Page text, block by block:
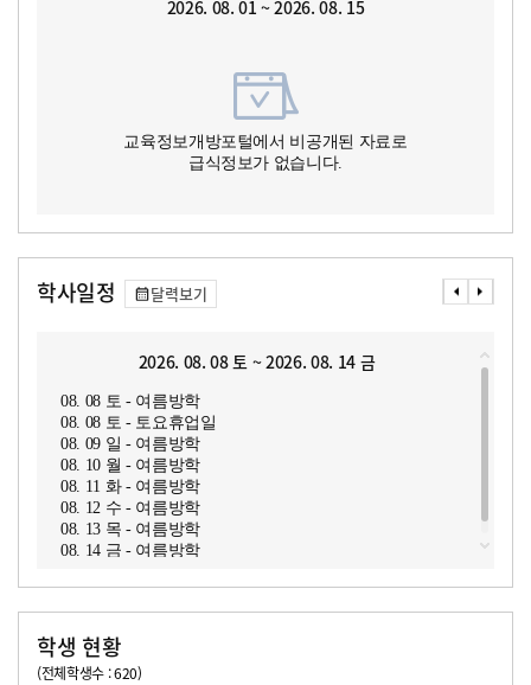
2026. 08. 01 ~ 2026. 08. 15
교육정보개방포털에서 비공개된 자료로
급식정보가 없습니다.
학사일정 달력보기
2026. 08. 08 토 ~ 2026. 08. 14 금
08. 08 토 - 여름방학
08. 08 토 - 토요휴업일
08. 09 일 - 여름방학
08. 10 월 - 여름방학
08. 11 화 - 여름방학
08. 12 수 - 여름방학
08. 13 목 - 여름방학
08. 14 금 - 여름방학
학생 현황
(전체학생수 : 620)